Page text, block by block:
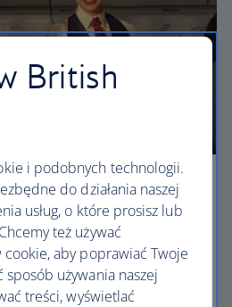
offers all the touches you
at an affordable price.
British
i podobnych technologii.
do działania naszej
usług, o które prosisz lub
też używać
aby poprawiać Twoje
sposób używania naszej
treści, wyświetlać